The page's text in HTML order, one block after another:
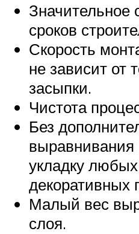
Значительное
сроков
Скорость
не зависит от
засыпки.
Чистота
Без
выравнивания
укладку
декоративных
Малый вес
слоя.